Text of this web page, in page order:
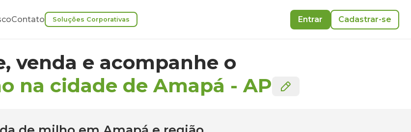
Contato Soluções Corporativas Entrar Cadastrar-se
venda e acompanhe o
na cidade de Amapá -AP